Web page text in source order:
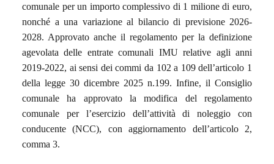
comunale per un importo complessivo di 1 milione di euro,
nonché a una variazione al bilancio di previsione 2026-
2028. Approvato anche il regolamento per la definizione
agevolata delle entrate comunali IMU relative agli anni
2019-2022, ai sensi dei commi da 102 a 109 dell’articolo 1
della legge 30 dicembre 2025 n.199. Infine, il Consiglio
comunale ha approvato la modifica del regolamento
comunale per l’esercizio dell’attività di noleggio con
conducente (NCC), con aggiornamento dell’articolo 2,
comma 3.